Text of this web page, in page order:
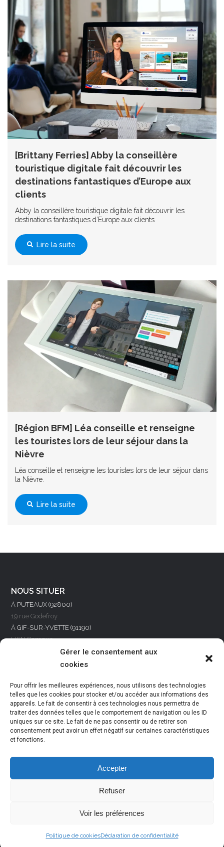
Gérer le consentement aux
cookies
Pour offrir les meilleures expériences, nous utilisons des technologies
telles que les cookies pour stocker et/ou accéder aux informations des
appareils. Le fait de consentir à ces technologies nous permettra de
traiter des données telles que le comportement de navigation ou les ID
uniques sur ce site. Le fait de ne pas consentir ou de retirer son
consentement peut avoir un effet négatif sur certaines caractéristiques
et fonctions.
Accepter
Refuser
Voir les préférences
Politique de cookiesDéclaration de confidentialité
[Brittany Ferries] Abby la conseillère
touristique digitale fait découvrir les
destinations fantastiques d’Europe aux
clients
Abby la conseillère touristique digitale fait découvrir les
destinations fantastiques d’Europe aux clients
Lire la suite
[Région BFM] Léa conseille et renseigne
les touristes lors de leur séjour dans la
Nièvre
Léa conseille et renseigne les touristes lors de leur séjour dans
la Nièvre.
Lire la suite
NOUS SITUER
À PUTEAUX (92800)
19 rue Godefroy
À GIF-SUR-YVETTE (91190)
LISN Campus
24 rue Jean Mermoz
8 rue des Docks Rémois
NOUS CONTACTER
Par téléphone
+33 (0)1 47 75 84 50
© DAVI The Humanizers 2023